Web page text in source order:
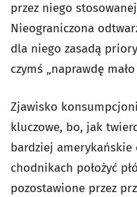
przez niego
Nieograniczona
dla niego zasadą
czymś „naprawdę mało
Zjawisko
kluczowe, bo, jak
bardziej amerykańskie
chodnikach położyć
pozostawione przez